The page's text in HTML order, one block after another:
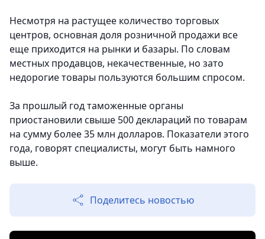
Несмотря на растущее количество торговых
центров, основная доля розничной продажи все
еще приходится на рынки и базары. По словам
местных продавцов, некачественные, но зато
недорогие товары пользуются большим спросом.
За прошлый год таможенные органы
приостановили свыше 500 деклараций по товарам
на сумму более 35 млн долларов. Показатели этого
года, говорят специалисты, могут быть намного
выше.
Поделитесь новостью